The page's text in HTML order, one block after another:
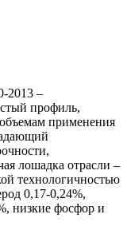
2013 –
профиль,
применения
лошадка отрасли –
технологичностью
0,17-0,24%,
низкие фосфор и